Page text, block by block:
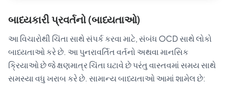
બાધ્યકારી પ્રવર્તનો (બાધ્યતાઓ)
આ વિચારોથી ચિંતા સાથે સંપર્ક કરવા માટે, સંબંધ OCD સાથે લોકો
બાધ્યતાઓ કરે છે. આ પુનરાવર્તિત વર્તનો અથવા માનસિક
ક્રિયાઓ છે જે ક્ષણમાત્ર ચિંતા ઘટાવે છે પરંતુ વાસ્તવમાં સમય સાથે
સમસ્યા વધુ ખરાબ કરે છે. સામાન્ય બાધ્યતાઓ આમાં શામેલ છે: